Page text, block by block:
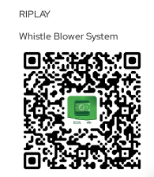
RIPLAY
Whistle Blower System